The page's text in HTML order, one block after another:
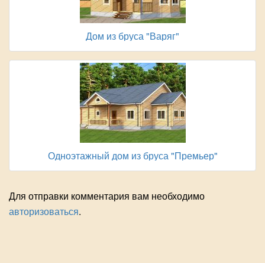
Дом из бруса "Варяг"
Одноэтажный дом из бруса "Премьер"
Для отправки комментария вам необходимо
авторизоваться.